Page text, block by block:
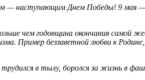
— наступающим Днем Победы! 9 мая
чем годовщина окончания самой
Пример беззаветной любви к
в тылу, боролся за жизнь в